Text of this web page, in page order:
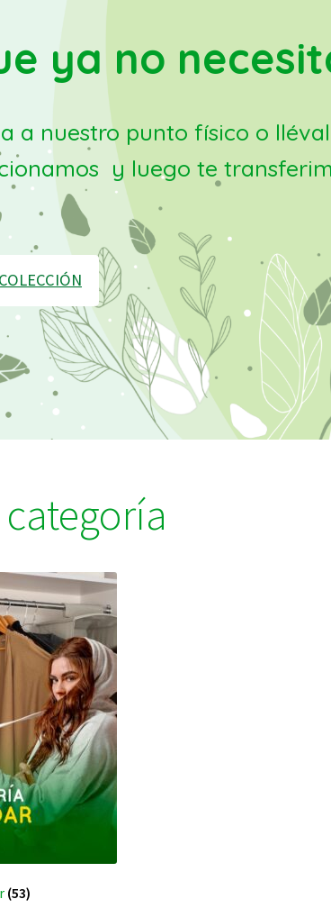
ya no
a nuestro punto físico o
y luego te
(53)